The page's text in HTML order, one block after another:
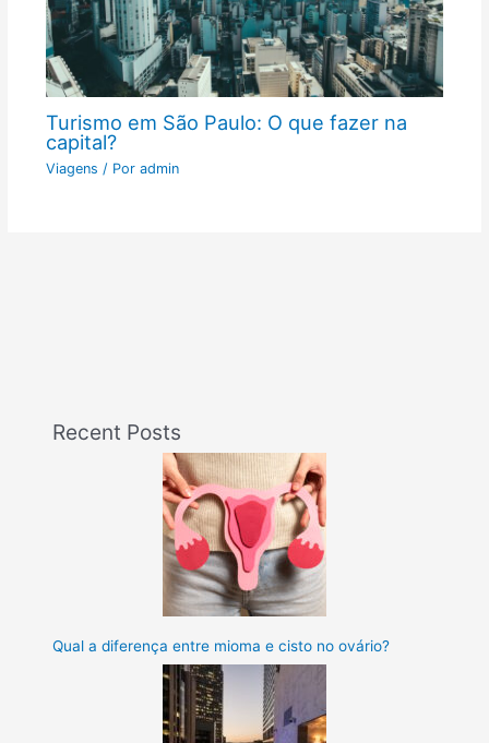
Turismo em São Paulo: O que fazer na
capital?
Viagens / Por admin
Recent Posts
Qual a diferença entre mioma e cisto no ovário?